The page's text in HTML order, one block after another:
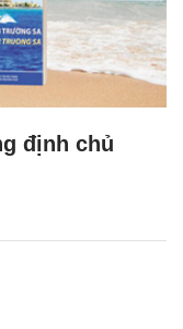
định chủ